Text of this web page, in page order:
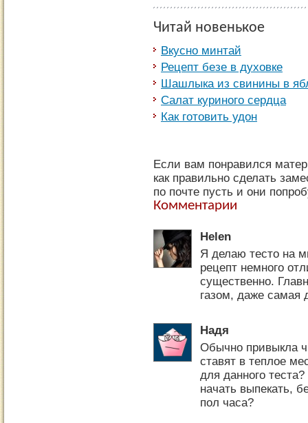
Читай новенькое
Вкусно минтай
Рецепт безе в духовке
Шашлыка из свинины в
Салат куриного сердца
Как готовить удон
Если вам понравился
как правильно сделать
по почте пусть и они
Комментарии
Helen
Я делаю тесто на
рецепт немного
существенно.
газом, даже самая
Надя
Обычно привыкла
ставят в теплое
для данного
начать выпекать,
пол часа?